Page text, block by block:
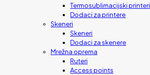
Termosublimacijski printeri
Dodaci za printere
Skeneri
Skeneri
Dodaci za skenere
Mrežna oprema
Ruteri
Access points